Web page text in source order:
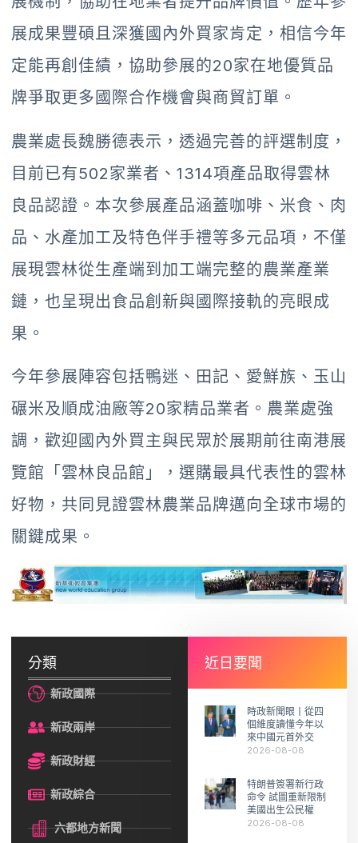
展成果豐碩且深獲國內外買家肯定，相信今年
定能再創佳績，協助參展的20家在地優質品
牌爭取更多國際合作機會與商貿訂單。
農業處長魏勝德表示，透過完善的評選制度，
目前已有502家業者、1314項產品取得雲林
良品認證。本次參展產品涵蓋咖啡、米食、肉
品、水產加工及特色伴手禮等多元品項，不僅
展現雲林從生產端到加工端完整的農業產業
鏈，也呈現出食品創新與國際接軌的亮眼成
果。
今年參展陣容包括鴨迷、田記、愛鮮族、玉山
碾米及順成油廠等20家精品業者。農業處強
調，歡迎國內外買主與民眾於展期前往南港展
覽館「雲林良品館」，選購最具代表性的雲林
好物，共同見證雲林農業品牌邁向全球市場的
關鍵成果。
分類
新政國際
新政兩岸
新政財經
新政綜合
六都地方新聞
近日要聞
時政新聞眼丨從四
個維度讀懂今年以
來中國元首外交
2026-08-08
特朗普簽署新行政
命令 試圖重新限制
美國出生公民權
2026-08-08